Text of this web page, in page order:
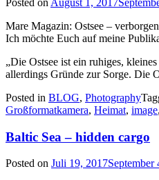
Posted on August 1, 2017
Mare Magazin: Ostsee –
Ich möchte Euch auf meine
„Die Ostsee ist ein ruhiges,
allerdings Gründe zur Sorge. Die
Posted in BLOG, Photography
Großformatkamera, Heimat, image,
Baltic Sea – hidden cargo
Posted on Juli 19, 2017September